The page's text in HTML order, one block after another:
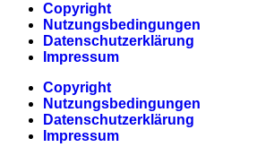
Copyright
Nutzungsbedingungen
Datenschutzerklärung
Impressum
Copyright
Nutzungsbedingungen
Datenschutzerklärung
Impressum